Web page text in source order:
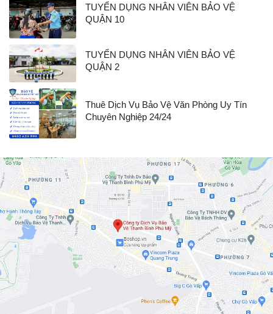
TUYỂN DỤNG NHÂN VIÊN BẢO VỆ
QUẬN 10
TUYỂN DỤNG NHÂN VIÊN BẢO VỆ
QUẬN 2
Thuê Dịch Vụ Bảo Vệ Văn Phòng Uy Tín
Chuyên Nghiệp 24/24